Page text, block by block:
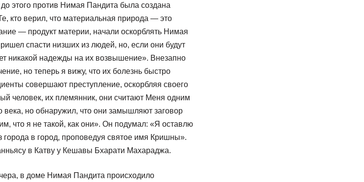
до этого против Нимая Пандита была создана
кто верил, что материальная природа — это
— продукт материи, начали оскорблять Нимая
спасти низших из людей, но, если они будут
никакой надежды на их возвышение». Внезапно
но теперь я вижу, что их болезнь быстро
совершают преступление, оскорбляя своего
человек, их племянник, они считают Меня одним
но обнаружил, что они замышляют заговор
что я не такой, как они». Он подумал: «Я оставлю
в город, проповедуя святое имя Кришны».
в Катву у Кешавы Бхарати Махараджа.
в доме Нимая Пандита происходило